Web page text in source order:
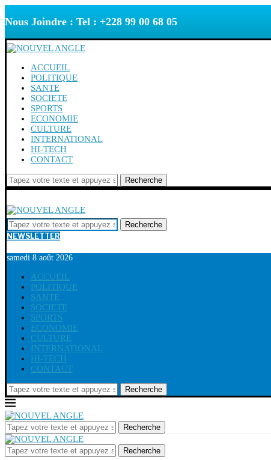
Nous Joindre : Tel : +228 99 00 68 05
ACCUEIL
POLITIQUE
SANTE
SOCIETE
SPORTS
ECONOMIE
CULTURE
INTERNATIONAL
HI-TECH
CONTACT
Recherche
Recherche
NEWSLETTER
samedi 8 août 2026
ACCUEIL
POLITIQUE
SANTE
SOCIETE
SPORTS
ECONOMIE
CULTURE
INTERNATIONAL
HI-TECH
CONTACT
Recherche
Recherche
Recherche